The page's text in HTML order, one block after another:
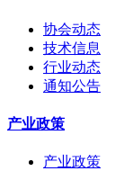
协会动态
技术信息
行业动态
通知公告
产业政策
产业政策